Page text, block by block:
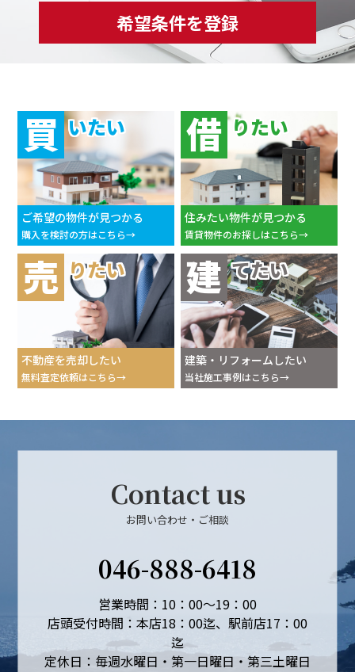
希望条件を登録
買 いたい
ご希望の物件が見つかる
購入を検討の方はこちら
借 りたい
住みたい物件が見つかる
賃貸物件のお探しはこちら
売 りたい
不動産を売却したい
無料査定依頼はこちら
建 てたい
建築・リフォームしたい
当社施工事例はこちら
Contact us
お問い合わせ・ご相談
046-888-6418
営業時間：10：00～19：00
店頭受付時間：本店18：00迄、駅前店17：00
迄
定休日：毎週水曜日・第一日曜日・第三土曜日